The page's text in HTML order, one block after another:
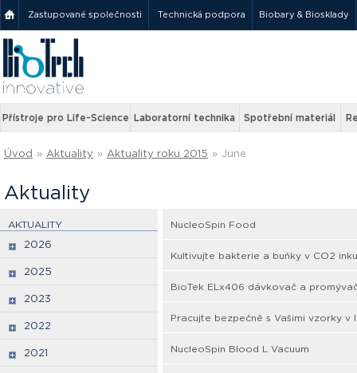
Zastupované společnosti Technická podpora Biobary & Biosklady
Přístroje pro Life-Science Laboratorní technika Spotřební materiál
Úvod » Aktuality » Aktuality roku 2015 » June
Aktuality
AKTUALITY
2026
2025
2023
2022
2021
NucleoSpin Food
Kultivujte bakterie a buňky v CO2
BioTek ELx406 dávkovač a
Pracujte bezpečně s Vašimi vzorky
NucleoSpin Blood L Vacuum